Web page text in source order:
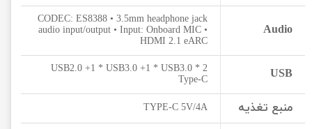
Audio
CODEC: ES8388 • 3.5mm headphone jack
audio input/output • Input: Onboard MIC •
HDMI 2.1 eARC
USB
2 * USB2.0 +1 * USB3.0 +1 * USB3.0
Type-C
منبع تغذیه TYPE-C 5V/4A